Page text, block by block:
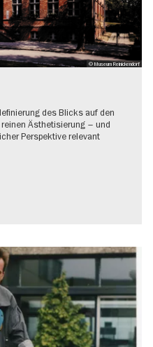
© Museum Reinickendorf
des Blicks auf den
Ästhetisierung – und
Perspektive relevant